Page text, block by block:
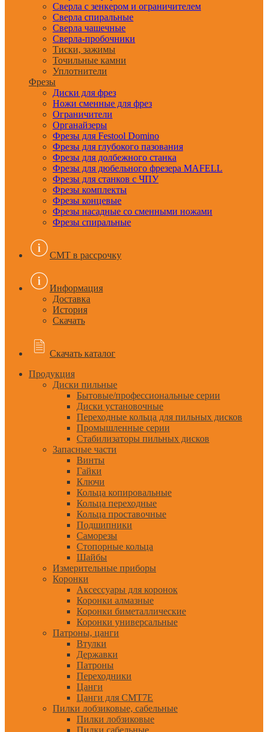
Сверла с зенкером и ограничителем
Сверла спиральные
Сверла чашечные
Сверла-пробочники
Тиски, зажимы
Точильные камни
Уплотнители
Фрезы
Диски для фрез
Ножи сменные для фрез
Ограничители
Органайзеры
Фрезы для Festool Domino
Фрезы для глубокого пазования
Фрезы для долбежного станка
Фрезы для дюбельного фрезера MAFELL
Фрезы для станков с ЧПУ
Фрезы комплекты
Фрезы концевые
Фрезы насадные со сменными ножами
Фрезы спиральные
CMT в рассрочку
Информация
Доставка
История
Скачать
Скачать каталог
Продукция
Диски пильные
Бытовые/профессиональные серии
Диски установочные
Переходные кольца для пильных дисков
Промышленные серии
Стабилизаторы пильных дисков
Запасные части
Винты
Гайки
Ключи
Кольца копировальные
Кольца переходные
Кольца проставочные
Подшипники
Саморезы
Стопорные кольца
Шайбы
Измерительные приборы
Коронки
Аксессуары для коронок
Коронки алмазные
Коронки биметаллические
Коронки универсальные
Патроны, цанги
Втулки
Державки
Патроны
Переходники
Цанги
Цанги для CMT7E
Пилки лобзиковые, сабельные
Пилки лобзиковые
Пилки сабельные